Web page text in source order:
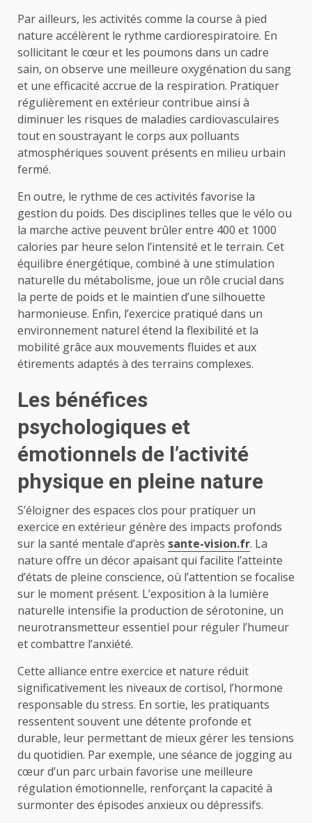
Par ailleurs, les activités comme la course à pied
nature accélèrent le rythme cardiorespiratoire. En
sollicitant le cœur et les poumons dans un cadre
sain, on observe une meilleure oxygénation du sang
et une efficacité accrue de la respiration. Pratiquer
régulièrement en extérieur contribue ainsi à
diminuer les risques de maladies cardiovasculaires
tout en soustrayant le corps aux polluants
atmosphériques souvent présents en milieu urbain
fermé.
En outre, le rythme de ces activités favorise la
gestion du poids. Des disciplines telles que le vélo ou
la marche active peuvent brûler entre 400 et 1000
calories par heure selon l’intensité et le terrain. Cet
équilibre énergétique, combiné à une stimulation
naturelle du métabolisme, joue un rôle crucial dans
la perte de poids et le maintien d’une silhouette
harmonieuse. Enfin, l’exercice pratiqué dans un
environnement naturel étend la flexibilité et la
mobilité grâce aux mouvements fluides et aux
étirements adaptés à des terrains complexes.
Les bénéfices
psychologiques et
émotionnels de l’activité
physique en pleine nature
S’éloigner des espaces clos pour pratiquer un
exercice en extérieur génère des impacts profonds
sur la santé mentale d’après sante-vision.fr. La
nature offre un décor apaisant qui facilite l’atteinte
d’états de pleine conscience, où l’attention se focalise
sur le moment présent. L’exposition à la lumière
naturelle intensifie la production de sérotonine, un
neurotransmetteur essentiel pour réguler l’humeur
et combattre l’anxiété.
Cette alliance entre exercice et nature réduit
significativement les niveaux de cortisol, l’hormone
responsable du stress. En sortie, les pratiquants
ressentent souvent une détente profonde et
durable, leur permettant de mieux gérer les tensions
du quotidien. Par exemple, une séance de jogging au
cœur d’un parc urbain favorise une meilleure
régulation émotionnelle, renforçant la capacité à
surmonter des épisodes anxieux ou dépressifs.